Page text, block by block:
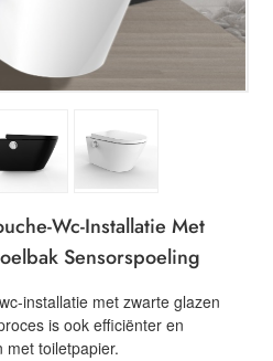
Wc-Installatie Met
Sensorspoeling
installatie met zwarte glazen
is ook efficiënter en
met toiletpapier.